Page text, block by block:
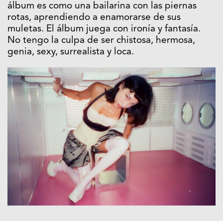
álbum es como una bailarina con las piernas
rotas, aprendiendo a enamorarse de sus
muletas. El álbum juega con ironía y fantasía.
No tengo la culpa de ser chistosa, hermosa,
genia, sexy, surrealista y loca.